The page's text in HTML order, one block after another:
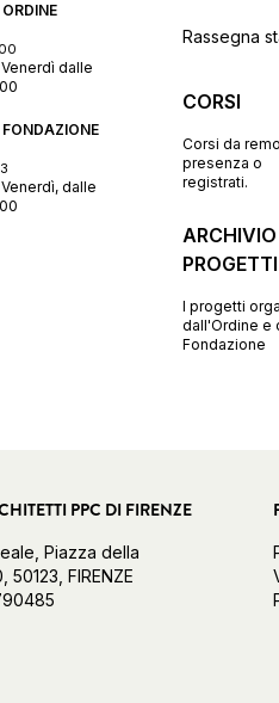
dalle
FONDAZIONE
dalle
Rassegna
CORSI
Corsi da
presenza o
registrati.
ARCHIVIO
PROGETTI
I progetti
dall'Ordine e
Fondazione
PPC DI FIRENZE
Piazza della
50123, FIRENZE